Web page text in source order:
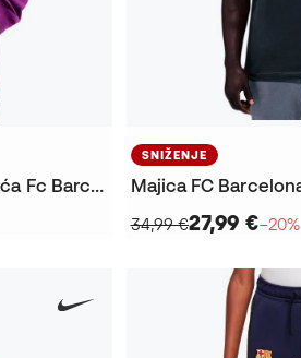
Jakna Djeca navijačka odjeća Fc Barcelone 2025. – 2026
SNIŽENJE
34,99 €27,99 €−20%